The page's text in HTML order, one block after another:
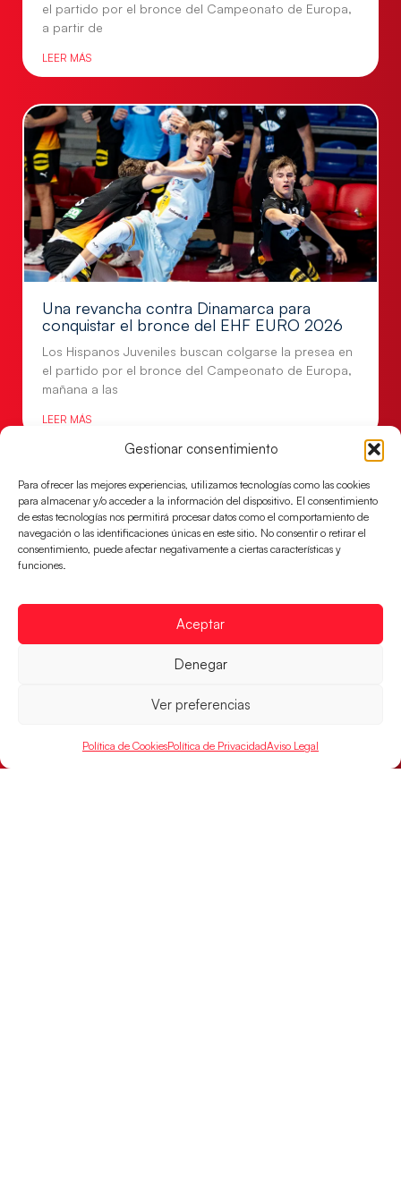
Gestionar consentimiento
Para ofrecer las mejores experiencias, utilizamos tecnologías como las cookies
para almacenar y/o acceder a la información del dispositivo. El consentimiento
de estas tecnologías nos permitirá procesar datos como el comportamiento de
navegación o las identificaciones únicas en este sitio. No consentir o retirar el
consentimiento, puede afectar negativamente a ciertas características y
funciones.
Aceptar
Denegar
Ver preferencias
Política de CookiesPolítica de PrivacidadAviso Legal
el partido por el bronce del Campeonato de Europa,
a partir de
LEER MÁS
Una revancha contra Dinamarca para
conquistar el bronce del EHF EURO 2026
Los Hispanos Juveniles buscan colgarse la presea en
el partido por el bronce del Campeonato de Europa,
mañana a las
LEER MÁS
Montenegro, última frontera para las
mañana, a las 17:30h., el oro en el Campeonato del